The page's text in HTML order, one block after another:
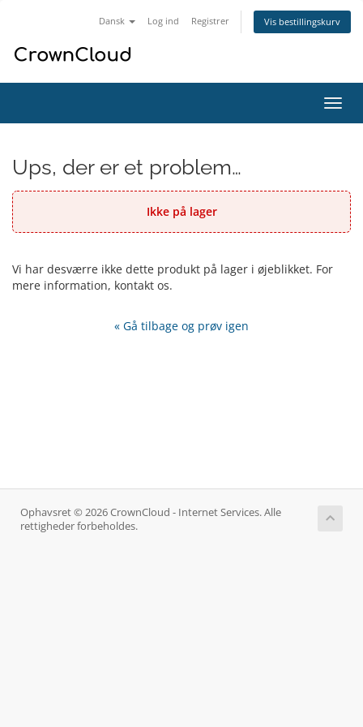
Dansk Log ind Registrer Vis bestillingskurv
Skift
Ups, der er et problem…
Ikke på lager
Vi har desværre ikke dette produkt på lager i øjeblikket. For
mere information, kontakt os.
« Gå tilbage og prøv igen
Ophavsret © 2026 CrownCloud - Internet Services. Alle
rettigheder forbeholdes.